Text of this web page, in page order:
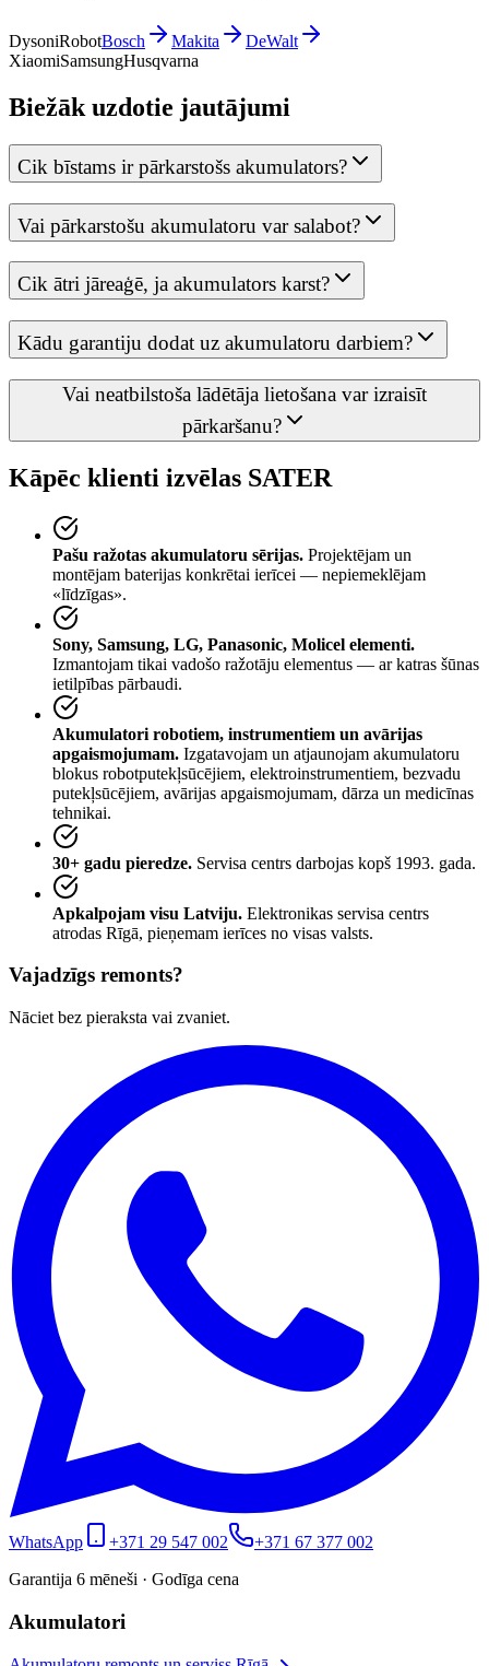
DysoniRobotBosch Makita
DeWalt
XiaomiSamsungHusqvarna
Biežāk uzdotie jautājumi
Cik bīstams ir pārkarstošs akumulators?
Vai pārkarstošu akumulatoru var salabot?
Cik ātri jāreaģē, ja akumulators karst?
Kādu garantiju dodat uz akumulatoru darbiem?
Vai neatbilstoša lādētāja lietošana var izraisīt
pārkaršanu?
Kāpēc klienti izvēlas SATER
Pašu ražotas akumulatoru sērijas. Projektējam un
montējam baterijas konkrētai ierīcei — nepiemeklējam
«līdzīgas».
Sony, Samsung, LG, Panasonic, Molicel elementi.
Izmantojam tikai vadošo ražotāju elementus — ar katras šūnas
ietilpības pārbaudi.
Akumulatori robotiem, instrumentiem un avārijas
apgaismojumam. Izgatavojam un atjaunojam akumulatoru
blokus robotputekļsūcējiem, elektroinstrumentiem, bezvadu
putekļsūcējiem, avārijas apgaismojumam, dārza un medicīnas
tehnikai.
30+ gadu pieredze. Servisa centrs darbojas kopš 1993. gada.
Apkalpojam visu Latviju. Elektronikas servisa centrs
atrodas Rīgā, pieņemam ierīces no visas valsts.
Vajadzīgs remonts?
Nāciet bez pieraksta vai zvaniet.
WhatsApp +371 29 547 002
+371 67 377 002
Garantija 6 mēneši · Godīga cena
Akumulatori